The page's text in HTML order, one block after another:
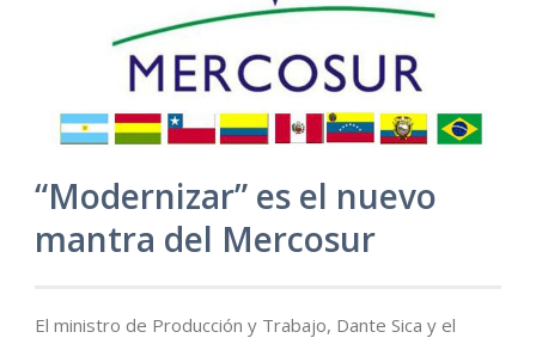
“Modernizar” es el nuevo
mantra del Mercosur
El ministro de Producción y Trabajo, Dante Sica y el